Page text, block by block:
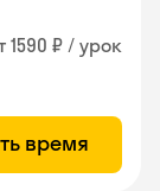
1590 ₽ / урок
время